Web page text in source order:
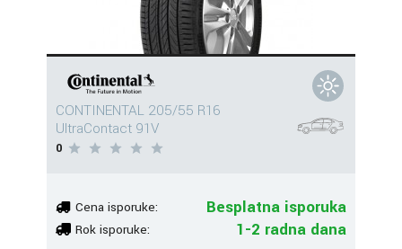
CONTINENTAL 205/55 R16
UltraContact 91V
0
Cena isporuke: Besplatna isporuka
Rok isporuke: 1-2 radna dana